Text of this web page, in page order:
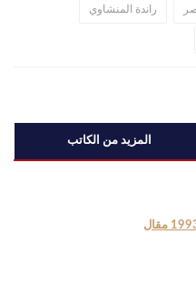
راندة المنشاوي
المزيد من الكاتب
مقال